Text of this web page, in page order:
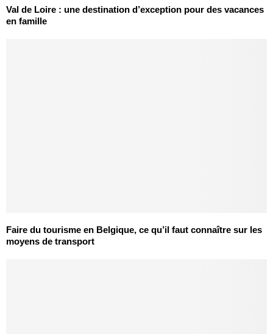
Val de Loire : une destination d’exception pour des vacances
en famille
Faire du tourisme en Belgique, ce qu’il faut connaître sur les
moyens de transport